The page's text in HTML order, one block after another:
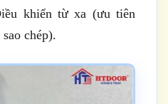
khiển từ xa (ưu tiên
chép).